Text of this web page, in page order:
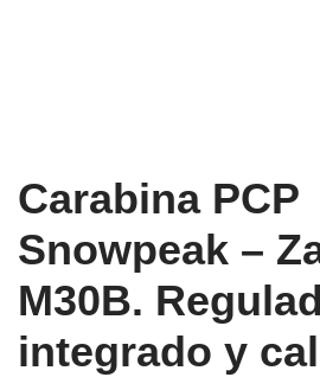
Carabina PCP
Snowpeak –
M30B.
integrado y